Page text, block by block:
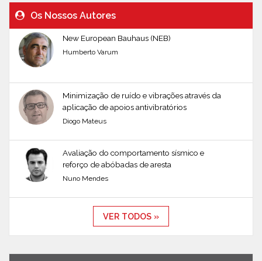
Os Nossos Autores
New European Bauhaus (NEB)
Humberto Varum
Minimização de ruído e vibrações através da
aplicação de apoios antivibratórios
Diogo Mateus
Avaliação do comportamento sísmico e
reforço de abóbadas de aresta
Nuno Mendes
VER TODOS »